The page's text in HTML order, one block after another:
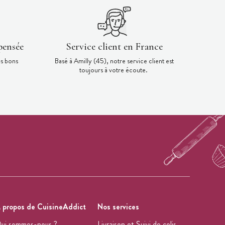
bons
Service client en France
Basé à Amilly (45), notre service client est
toujours à votre écoute.
propos de CuisineAddict
Nos services